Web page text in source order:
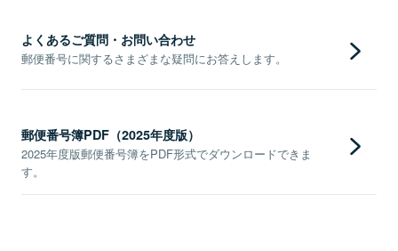
よくあるご質問・お問い合わせ
郵便番号に関するさまざまな疑問にお答えします。
郵便番号簿PDF（2025年度版）
2025年度版郵便番号簿をPDF形式でダウンロードできま
す。